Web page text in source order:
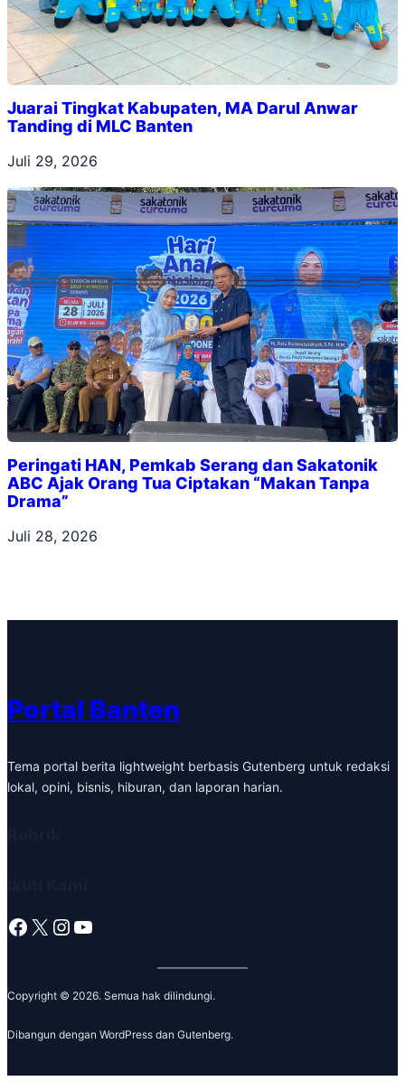
Juarai Tingkat Kabupaten, MA Darul Anwar
Tanding di MLC Banten
Juli 29, 2026
Peringati HAN, Pemkab Serang dan Sakatonik
ABC Ajak Orang Tua Ciptakan “Makan Tanpa
Drama”
Juli 28, 2026
Portal Banten
Tema portal berita lightweight berbasis Gutenberg untuk redaksi
lokal, opini, bisnis, hiburan, dan laporan harian.
Facebook X Instagram YouTube
Copyright © 2026. Semua hak dilindungi.
Dibangun dengan WordPress dan Gutenberg.